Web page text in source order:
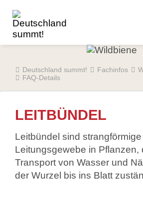
Deutschland summt! Fachinfos
FAQ-Details
LEITBÜNDEL
Leitbündel sind strangförmige
Leitungsgewebe in Pflanzen,
Transport von Wasser und
der Wurzel bis ins Blatt